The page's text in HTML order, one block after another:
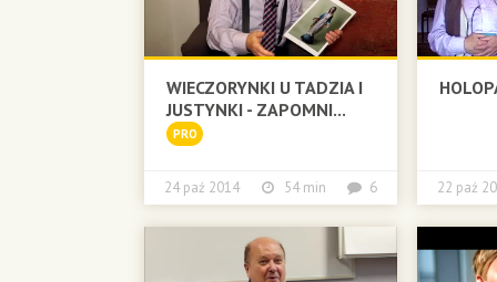
WIECZORYNKI U TADZIA I
JUSTYNKI - ZAPOMNI...
PRO
24 paź 2014 54 min 6 22 paź